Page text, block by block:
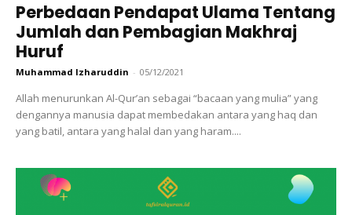
Perbedaan Pendapat Ulama Tentang
Jumlah dan Pembagian Makhraj
Huruf
Muhammad Izharuddin - 05/12/2021
Allah menurunkan Al-Qur’an sebagai “bacaan yang mulia” yang
dengannya manusia dapat membedakan antara yang haq dan
yang batil, antara yang halal dan yang haram....